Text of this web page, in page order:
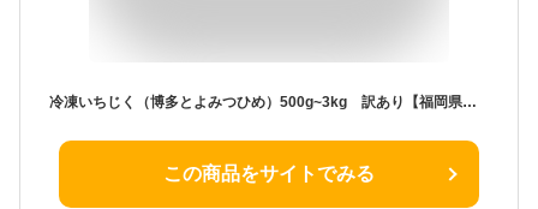
冷凍いちじく（博多とよみつひめ）500g~3kg 訳あり【福岡県産とよみつひめ】【送料無料】【九州産/無花果/いちぢく/イチジク/ジャム/ コンポート/フルーツ大福/スムージー】
この商品をサイトでみる